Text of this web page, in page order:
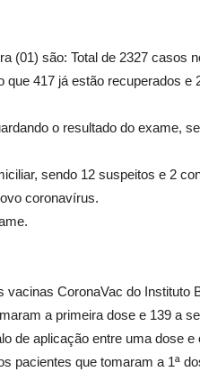
(01) são: Total de 2327 casos
417 já estão recuperados e
o resultado do exame,
sendo 12 suspeitos e 2
coronavírus.
CoronaVac do Instituto
a primeira dose e 139 a
de aplicação entre uma dose e
pacientes que tomaram a 1ª